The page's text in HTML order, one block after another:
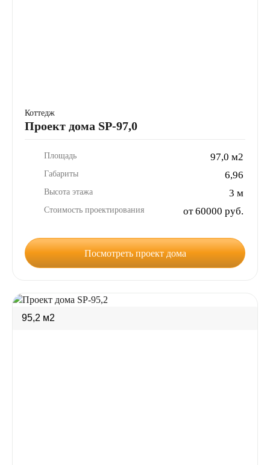
Коттедж
Проект дома SP-97,0
Площадь 97,0 м2
Габариты 6,96
Высота этажа 3 м
Стоимость проектирования от 60000 руб.
Посмотреть проект дома
95,2 м2